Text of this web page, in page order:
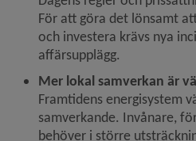
För att göra det lönsamt
och investera krävs nya
affärsupplägg.
Mer lokal samverkan är
Framtidens energisystem
samverkande. Invånare,
behöver i större